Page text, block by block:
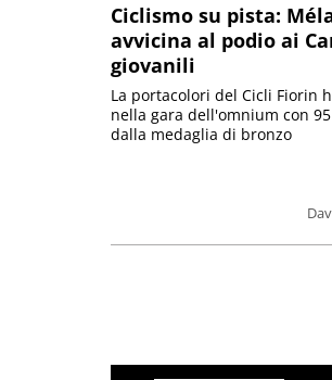
Ciclismo su pista:
avvicina al podio ai
giovanili
La portacolori del Cicli Fiorin
nella gara dell'omnium con
dalla medaglia di bronzo